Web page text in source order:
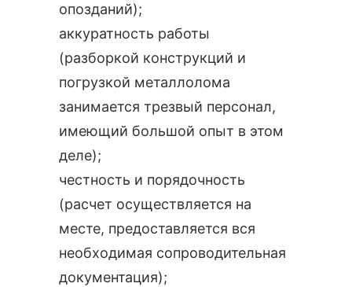
опозданий);
аккуратность работы
(разборкой конструкций и
погрузкой металлолома
занимается трезвый персонал,
имеющий большой опыт в этом
деле);
честность и порядочность
(расчет осуществляется на
месте, предоставляется вся
необходимая сопроводительная
документация);